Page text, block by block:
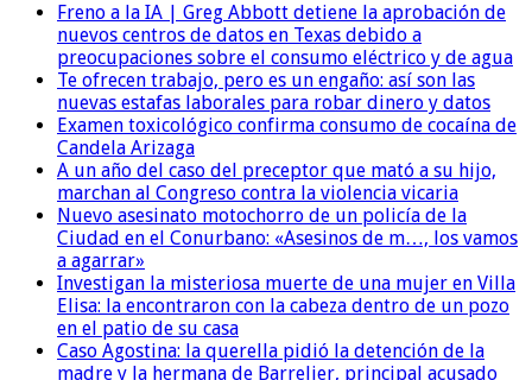
Freno a la IA | Greg Abbott detiene la aprobación de
nuevos centros de datos en Texas debido a
preocupaciones sobre el consumo eléctrico y de agua
Te ofrecen trabajo, pero es un engaño: así son las
nuevas estafas laborales para robar dinero y datos
Examen toxicológico confirma consumo de cocaína de
Candela Arizaga
A un año del caso del preceptor que mató a su hijo,
marchan al Congreso contra la violencia vicaria
Nuevo asesinato motochorro de un policía de la
Ciudad en el Conurbano: «Asesinos de m…, los vamos
a agarrar»
Investigan la misteriosa muerte de una mujer en Villa
Elisa: la encontraron con la cabeza dentro de un pozo
en el patio de su casa
Caso Agostina: la querella pidió la detención de la
madre y la hermana de Barrelier, principal acusado